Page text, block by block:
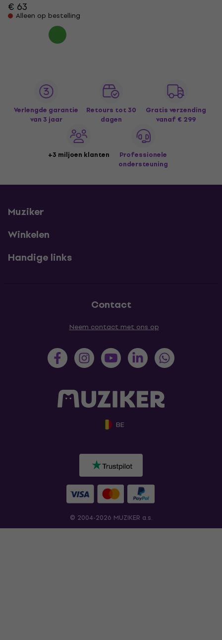
€ 63
Alleen op bestelling
Verlengde garantie
van 3 jaar
Retours tot 30
dagen
Gratis verzending
vanaf € 299
+3 miljoen klanten
Professionele
ondersteuning
Muziker
Winkelen
Handige links
Contact
Neem contact met ons op
BE
© 2004-2026 MUZIKER a.s.